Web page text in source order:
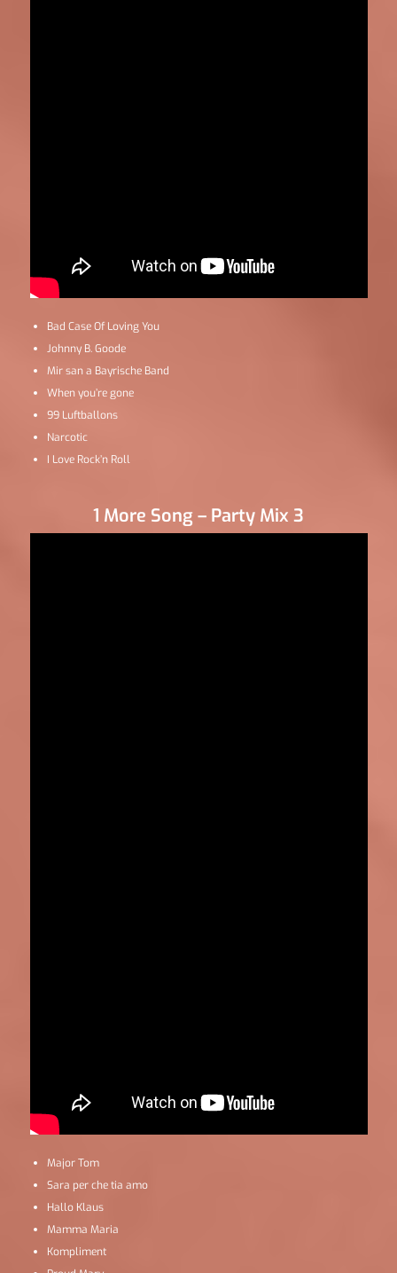
Bad Case Of Loving You
Johnny B. Goode
Mir san a Bayrische Band
When you’re gone
99 Luftballons
Narcotic
I Love Rock’n Roll
1 More Song – Party Mix 3
Major Tom
Sara per che tia amo
Hallo Klaus
Mamma Maria
Kompliment